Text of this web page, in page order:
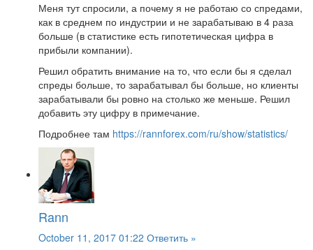
Меня тут спросили, а почему я не работаю со спредами,
как в среднем по индустрии и не зарабатываю в 4 раза
больше (в статистике есть гипотетическая цифра в
прибыли компании).
Решил обратить внимание на то, что если бы я сделал
спреды больше, то зарабатывал бы больше, но клиенты
зарабатывали бы ровно на столько же меньше. Решил
добавить эту цифру в примечание.
Подробнее там https://rannforex.com/ru/show/statistics/
Rann
October 11, 2017 01:22 Ответить »